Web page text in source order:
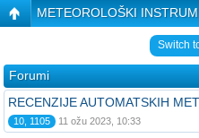
METEOROLOŠKI
Switch
Forumi
RECENZIJE AUTOMATSKIH
10, 1105 11 ožu 2023, 10:33